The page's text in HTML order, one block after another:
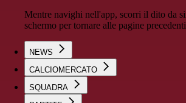
Mentre navighi nell'app, scorri il dito da
schermo per tornare alle pagine precedenti
NEWS
CALCIOMERCATO
SQUADRA